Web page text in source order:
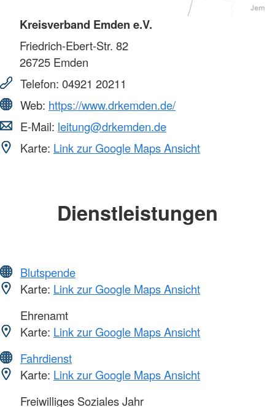
Kreisverband Emden e.V.
Friedrich-Ebert-Str. 82
26725 Emden
Telefon: 04921 20211
Web: https://www.drkemden.de/
E-Mail: leitung@drkemden.de
Karte: Link zur Google Maps Ansicht
Dienstleistungen
Blutspende
Karte: Link zur Google Maps Ansicht
Ehrenamt
Karte: Link zur Google Maps Ansicht
Fahrdienst
Karte: Link zur Google Maps Ansicht
Freiwilliges Soziales Jahr